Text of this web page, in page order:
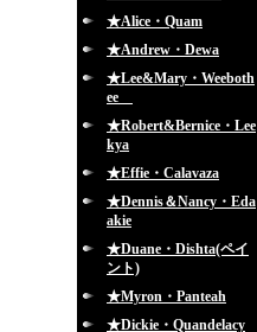
★Alice・Quam
★Andrew・Dewa
★Lee&Mary・Weeboth
ee
★Robert&Bernice・Lee
kya
★Effie・Calavaza
★Dennis＆Nancy・Eda
akie
★Duane・Dishta(ペイ
ント)
★Myron・Panteah
★Dickie・Quandelacy